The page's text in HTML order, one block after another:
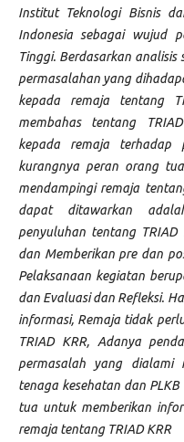
Institut Teknologi Bisnis
Indonesia sebagai wujud
Tinggi. Berdasarkan
permasalahan yang
kepada remaja tentang
membahas tentang
kepada remaja terhadap
kurangnya peran orang
mendampingi remaja
dapat ditawarkan
penyuluhan tentang TRIAD
dan Memberikan pre dan
Pelaksanaan kegiatan
dan Evaluasi dan Refleksi.
informasi, Remaja tidak
TRIAD KRR, Adanya
permasalah yang dialami
tenaga kesehatan dan
tua untuk memberikan
remaja tentang TRIAD KRR